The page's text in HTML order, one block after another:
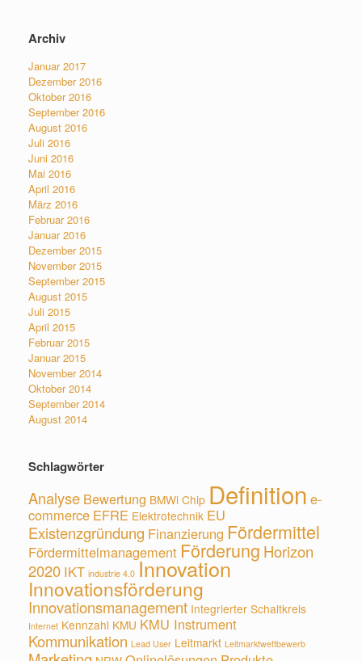
Archiv
Januar 2017
Dezember 2016
Oktober 2016
September 2016
August 2016
Juli 2016
Juni 2016
Mai 2016
April 2016
März 2016
Februar 2016
Januar 2016
Dezember 2015
November 2015
September 2015
August 2015
Juli 2015
April 2015
Februar 2015
Januar 2015
November 2014
Oktober 2014
September 2014
August 2014
Schlagwörter
Analyse Bewertung BMWi Chip Definition e-
commerce EFRE Elektrotechnik EU
Existenzgründung Finanzierung Fördermittel
Fördermittelmanagement Förderung Horizon
2020 IKT industrie 4.0 Innovation
Innovationsförderung
Innovationsmanagement Integrierter Schaltkreis
Internet Kennzahl KMU KMU Instrument
Kommunikation Lead User Leitmarkt Leitmarktwettbewerb